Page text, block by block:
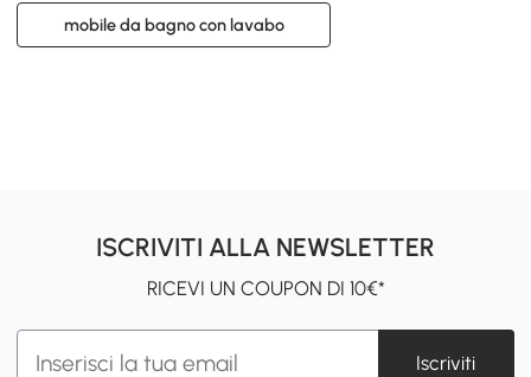
mobile da bagno con lavabo
ISCRIVITI ALLA NEWSLETTER
RICEVI UN COUPON DI 10€*
Iscriviti